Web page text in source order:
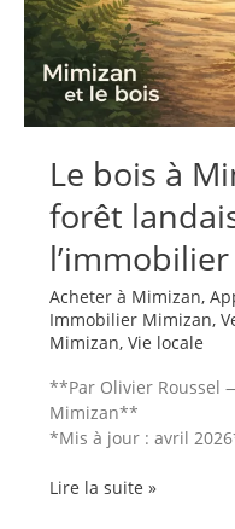
pour
une
estimation
juste
en
Le bois à
forêt
Acheter à Mimizan,
Immobilier Mimizan,
Mimizan, Vie locale
**Par Olivier Roussel
Mimizan**
*Mis à jour : avril
Le
Lire la suite »